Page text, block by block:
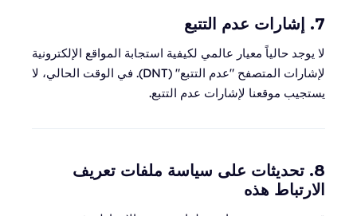
7. إشارات عدم التتبع
لا يوجد حالياً معيار عالمي لكيفية استجابة المواقع الإلكترونية
لإشارات المتصفح "عدم التتبع" (DNT). في الوقت الحالي، لا
يستجيب موقعنا لإشارات عدم التتبع.
8. تحديثات على سياسة ملفات تعريف
الارتباط هذه